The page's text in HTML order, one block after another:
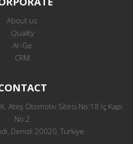
About us
Quality
Ar-Ge
CRM
Ateş Otomotiv Sitesi No:18 İç Kapı
No:2
Denizli 20020, Türkiye